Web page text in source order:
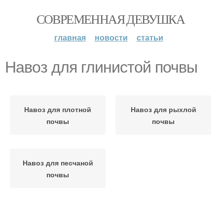
СОВРЕМЕННАЯ ДЕВУШКА
главная новости статьи
Навоз для глинистой почвы
Навоз для плотной
почвы
Навоз для рыхлой
почвы
Навоз для песчаной
почвы